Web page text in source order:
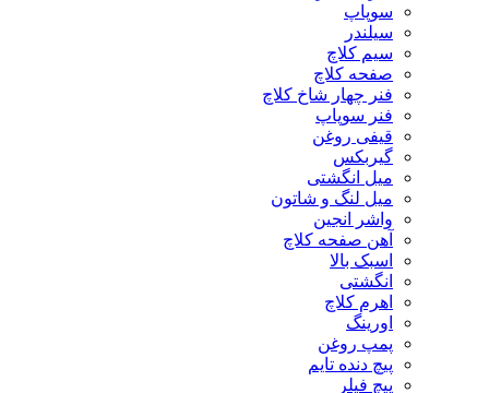
سوپاپ
سیلندر
سیم کلاچ
صفحه کلاچ
فنر چهار شاخ کلاچ
فنر سوپاپ
قیفی روغن
گیربکس
میل انگشتی
میل لنگ و شاتون
واشر انجین
آهن صفحه کلاچ
اسبک بالا
انگشتی
اهرم کلاچ
اورینگ
پمپ روغن
پیچ دنده تایم
پیچ فیلر